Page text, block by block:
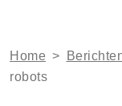
Home >
robots